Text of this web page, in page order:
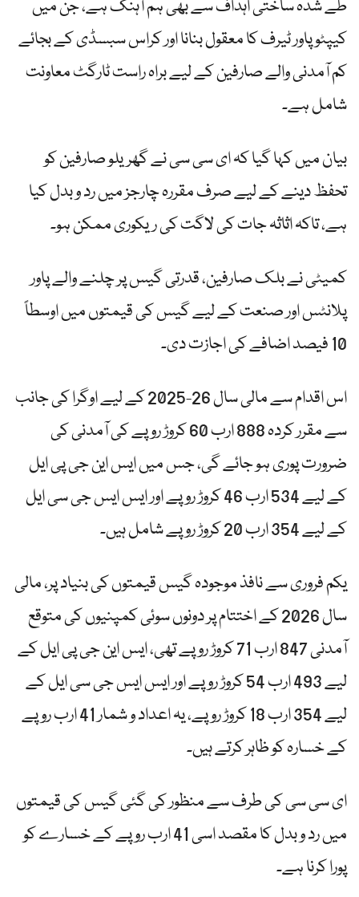
طے شدہ ساختی اہداف سے بھی ہم آہنگ ہے، جن میں
کیپٹو پاور ٹیرف کا معقول بنانا اور کراس سبسڈی کے بجائے
کم آمدنی والے صارفین کے لیے براہ راست ٹارگٹ معاونت
شامل ہے۔
بیان میں کہا گیا کہ ای سی سی نے گھریلو صارفین کو
تحفظ دینے کے لیے صرف مقررہ چارجز میں رد و بدل کیا
ہے، تاکہ اثاثہ جات کی لاگت کی ریکوری ممکن ہو۔
کمیٹی نے بلک صارفین، قدرتی گیس پر چلنے والے پاور
پلانٹس اور صنعت کے لیے گیس کی قیمتوں میں اوسطاً
10 فیصد اضافے کی اجازت دی۔
اس اقدام سے مالی سال 26-2025 کے لیے اوگرا کی جانب
سے مقرر کردہ 888 ارب 60 کروڑ روپے کی آمدنی کی
ضرورت پوری ہو جائے گی، جس میں ایس این جی پی ایل
کے لیے 534 ارب 46 کروڑ روپے اور ایس ایس جی سی ایل
کے لیے 354 ارب 20 کروڑ روپے شامل ہیں۔
یکم فروری سے نافذ موجودہ گیس قیمتوں کی بنیاد پر، مالی
سال 2026 کے اختتام پر دونوں سوئی کمپنیوں کی متوقع
آمدنی 847 ارب 71 کروڑ روپے تھی، ایس این جی پی ایل کے
لیے 493 ارب 54 کروڑ روپے اور ایس ایس جی سی ایل کے
لیے 354 ارب 18 کروڑ روپے، یہ اعداد و شمار 41 ارب روپے
کے خسارہ کو ظاہر کرتے ہیں۔
ای سی سی کی طرف سے منظور کی گئی گیس کی قیمتوں
میں رد و بدل کا مقصد اسی 41 ارب روپے کے خسارے کو
پورا کرنا ہے۔